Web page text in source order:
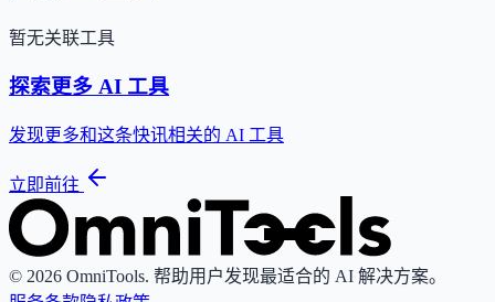
暂无关联工具
探索更多 AI 工具
发现更多和这条快讯相关的 AI 工具
立即前往
© 2026 OmniTools. 帮助用户发现最适合的 AI 解决方案。